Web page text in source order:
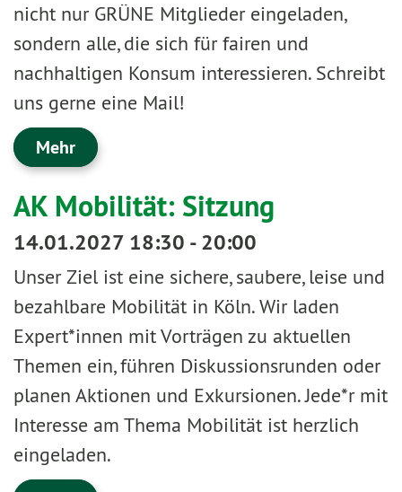
nicht nur GRÜNE Mitglieder eingeladen,
sondern alle, die sich für fairen und
nachhaltigen Konsum interessieren. Schreibt
uns gerne eine Mail!
Mehr
AK Mobilität: Sitzung
14.01.2027 18:30 - 20:00
Unser Ziel ist eine sichere, saubere, leise und
bezahlbare Mobilität in Köln. Wir laden
Expert*innen mit Vorträgen zu aktuellen
Themen ein, führen Diskussionsrunden oder
planen Aktionen und Exkursionen. Jede*r mit
Interesse am Thema Mobilität ist herzlich
eingeladen.